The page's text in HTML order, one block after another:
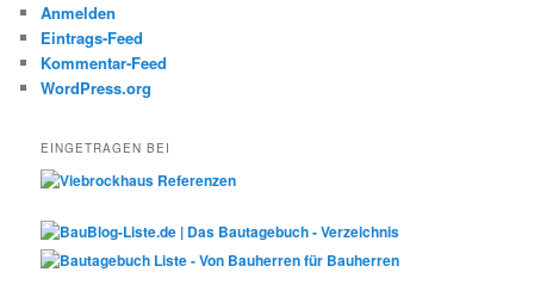
Anmelden
Eintrags-Feed
Kommentar-Feed
WordPress.org
EINGETRAGEN BEI